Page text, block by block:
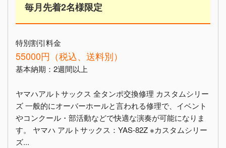
毎月先着2名様限定
特別割引料金
55000円（税込、送料別）
基本納期：2週間以上
ヤマハアルトサックス 全タンポ交換修理 カスタムシリー
ズ 一般的にオーバーホールと言われる修理で、イベント
やコンクール・部活動などで快適な演奏が可能になりま
す。 ヤマハ アルトサックス：YAS-82Z ※カスタムシリー
ズ...